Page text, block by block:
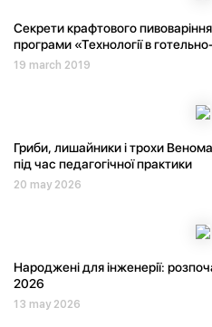
Секрети крафтового
програми «Технології в
19 march 2019
Гриби, лишайники і трохи Венома:
під час педагогічної практики
20 may 2026
Народжені для інженерії:
2026
13 may 2026